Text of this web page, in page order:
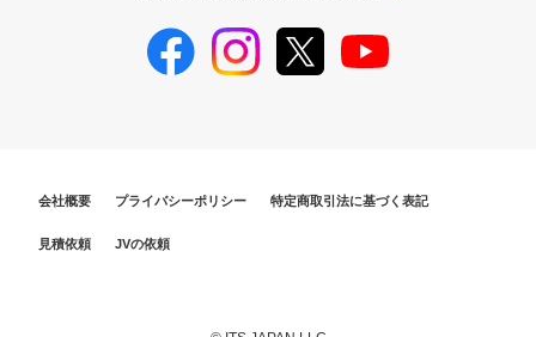
会社概要 プライバシーポリシー 特定商取引法に基づく表記
見積依頼 JVの依頼